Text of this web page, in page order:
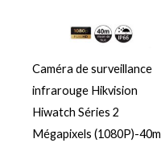
Caméra de surveillance
infrarouge Hikvision
Hiwatch Séries 2
Mégapixels (1080P)-40m